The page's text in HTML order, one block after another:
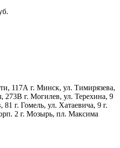
117А г. Минск, ул. Тимирязева,
273В г. Могилев, ул. Терехина, 9
81 г. Гомель, ул. Хатаевича, 9 г.
2 г. Мозырь, пл. Максима